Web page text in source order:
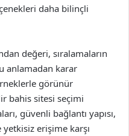
daha bilinçli
değeri, sıralamaların
anlamadan karar
görünür
bahis sitesi seçimi
güvenli bağlantı yapısı,
erişime karşı